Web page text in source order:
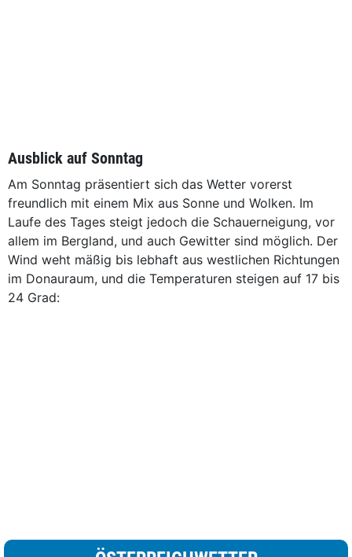
Ausblick auf Sonntag
Am Sonntag präsentiert sich das Wetter vorerst
freundlich mit einem Mix aus Sonne und Wolken. Im
Laufe des Tages steigt jedoch die Schauerneigung, vor
allem im Bergland, und auch Gewitter sind möglich. Der
Wind weht mäßig bis lebhaft aus westlichen Richtungen
im Donauraum, und die Temperaturen steigen auf 17 bis
24 Grad: